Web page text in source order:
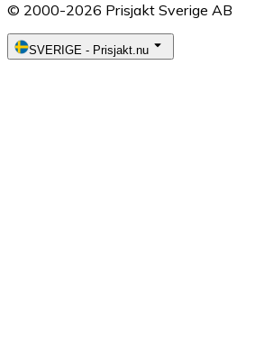
© 2000-2026 Prisjakt Sverige AB
SVERIGE - Prisjakt.nu